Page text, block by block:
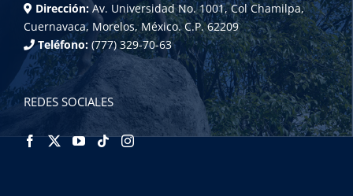
Dirección: Av. Universidad No. 1001, Col Chamilpa,
Cuernavaca, Morelos, México. C.P. 62209
Teléfono: (777) 329-70-63
REDES SOCIALES